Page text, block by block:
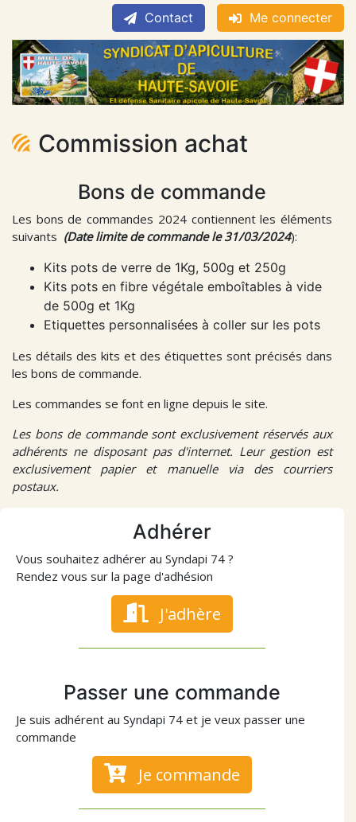
Contact Me connecter
Commission achat
Bons de commande
Les bons de commandes 2024 contiennent les éléments
suivants (Date limite de commande le 31/03/2024):
Kits pots de verre de 1Kg, 500g et 250g
Kits pots en fibre végétale emboîtables à vide
de 500g et 1Kg
Etiquettes personnalisées à coller sur les pots
Les détails des kits et des étiquettes sont précisés dans
les bons de commande.
Les commandes se font en ligne depuis le site.
Les bons de commande sont exclusivement réservés aux
adhérents ne disposant pas d'internet. Leur gestion est
exclusivement papier et manuelle via des courriers
postaux.
Adhérer
Vous souhaitez adhérer au Syndapi 74 ?
Rendez vous sur la page d'adhésion
J'adhère
Passer une commande
Je suis adhérent au Syndapi 74 et je veux passer une
commande
Je commande